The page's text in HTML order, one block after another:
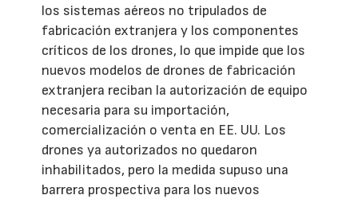
los sistemas aéreos no tripulados de
fabricación extranjera y los componentes
críticos de los drones, lo que impide que los
nuevos modelos de drones de fabricación
extranjera reciban la autorización de equipo
necesaria para su importación,
comercialización o venta en EE. UU. Los
drones ya autorizados no quedaron
inhabilitados, pero la medida supuso una
barrera prospectiva para los nuevos